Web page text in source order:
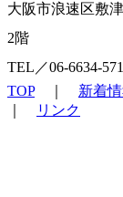
大阪市浪速区敷
2階
TEL／06-6634-
TOP｜ 新着
リンク